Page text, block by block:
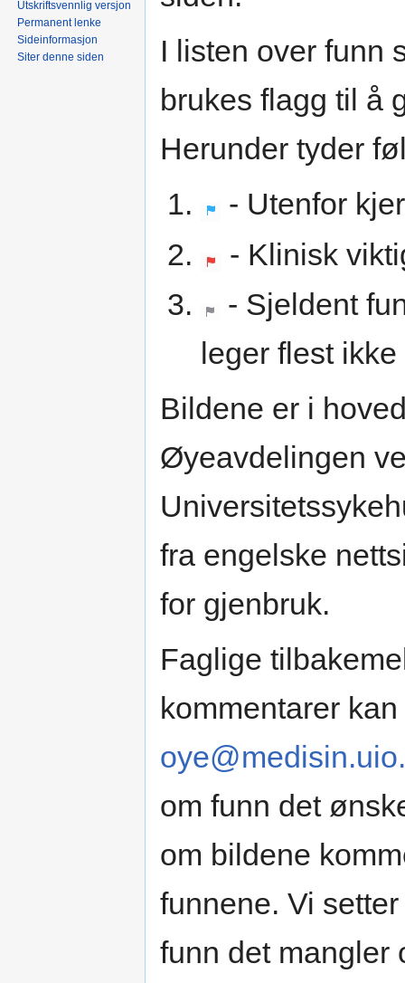
I listen over funn
brukes flagg til å
Herunder tyder
- Utenfor
- Klinisk
- Sjeldent
leger flest
Bildene er i
Øyeavdelingen
fra engelske
for gjenbruk.
Faglige
kommentarer
om funn det
om bildene
funnene. Vi
funn det mangler
Utskriftsvennlig versjon
Permanent lenke
Sideinformasjon
Siter denne siden